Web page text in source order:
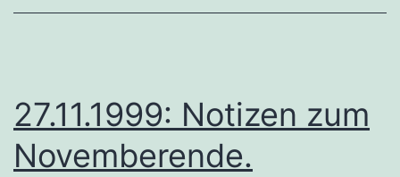
9
:
D
e
27.11.1999: Notizen zum
Novemberende.